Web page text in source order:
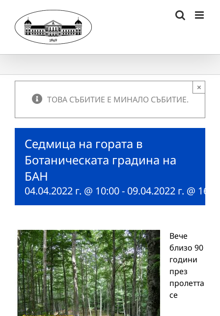
content
ТОВА СЪБИТИЕ Е МИНАЛО СЪБИТИЕ.
×
Седмица на гората в
Ботаническата градина на
БАН
04.04.2022 г. @ 10:00- 09.04.2022 г. @
Вече
близо 90
години
през
пролетта
се